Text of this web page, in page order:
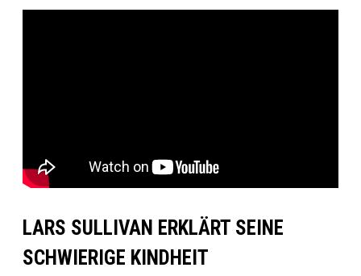
LARS SULLIVAN ERKLÄRT SEINE
SCHWIERIGE KINDHEIT